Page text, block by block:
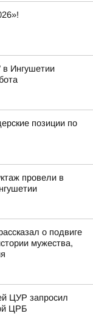
Ингушетии
позиции по
провели в
о подвиге
мужества,
ЦУР запросил
ЦРБ